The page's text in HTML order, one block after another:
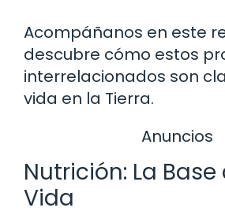
Acompáñanos en este
descubre cómo estos
interrelacionados son
vida en la Tierra.
Anuncios
Nutrición: La Base
Vida